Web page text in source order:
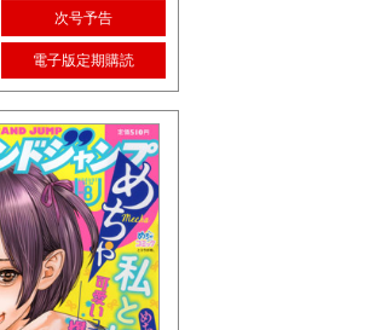
次号予告
電子版定期購読